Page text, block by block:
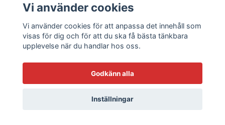
Erfarenheter av vibrationsbaserad blinkersvarning för MC -
vad fungerar, vad stör och när systemet faktiskt gör verklig
skillnad i körningen.
29 maj 2026
Vi använder cookies
Vi använder cookies för att anpassa det innehåll som
visas för dig och för att du ska få bästa tänkbara
upplevelse när du handlar hos oss.
Godkänn alla
Inställningar